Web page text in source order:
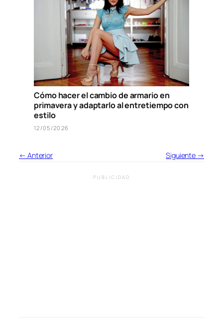
Cómo hacer el cambio de armario en
primavera y adaptarlo al entretiempo con
estilo
12/05/2026
← Anterior Siguiente →
PUBLICIDAD